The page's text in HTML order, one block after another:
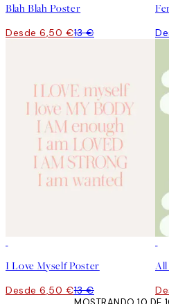
Blah Blah Poster
Desde 6,50 €13 €
I Love Myself Poster
Desde 6,50 €13 €